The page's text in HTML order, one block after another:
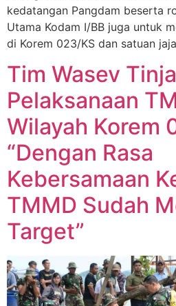
kedatangan Pangdam beserta
Utama Kodam I/BB juga untuk
di Korem 023/KS dan satuan
Tim Wasev
Pelaksanaan
Wilayah Korem
“Dengan Rasa
Kebersamaan
TMMD Sudah
Target”